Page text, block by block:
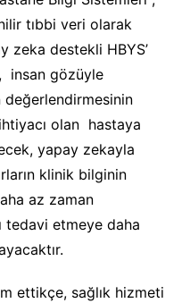
tıbbi veri olarak
zeka destekli HBYS’
insan gözüyle
olan hastaya
yapay zekayla
klinik bilginin
az zaman
tedavi etmeye daha
ettikçe, sağlık hizmeti